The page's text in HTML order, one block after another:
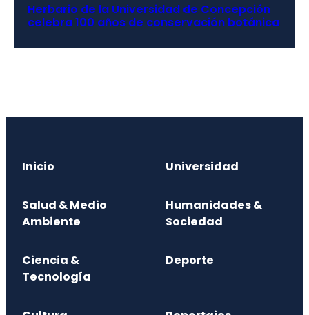
Herbario de la Universidad de Concepción
celebra 100 años de conservación botánica
Inicio Universidad
Salud & Medio
Ambiente
Humanidades &
Sociedad
Ciencia &
Tecnología
Deporte